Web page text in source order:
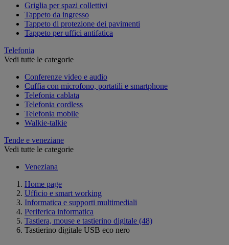
Griglia per spazi collettivi
Tappeto da ingresso
Tappeto di protezione dei pavimenti
Tappeto per uffici antifatica
Telefonia
Vedi tutte le categorie
Conferenze video e audio
Cuffia con microfono, portatili e smartphone
Telefonia cablata
Telefonia cordless
Telefonia mobile
Walkie-talkie
Tende e veneziane
Vedi tutte le categorie
Veneziana
Home page
Ufficio e smart working
Informatica e supporti multimediali
Periferica informatica
Tastiera, mouse e tastierino digitale (48)
Tastierino digitale USB eco nero